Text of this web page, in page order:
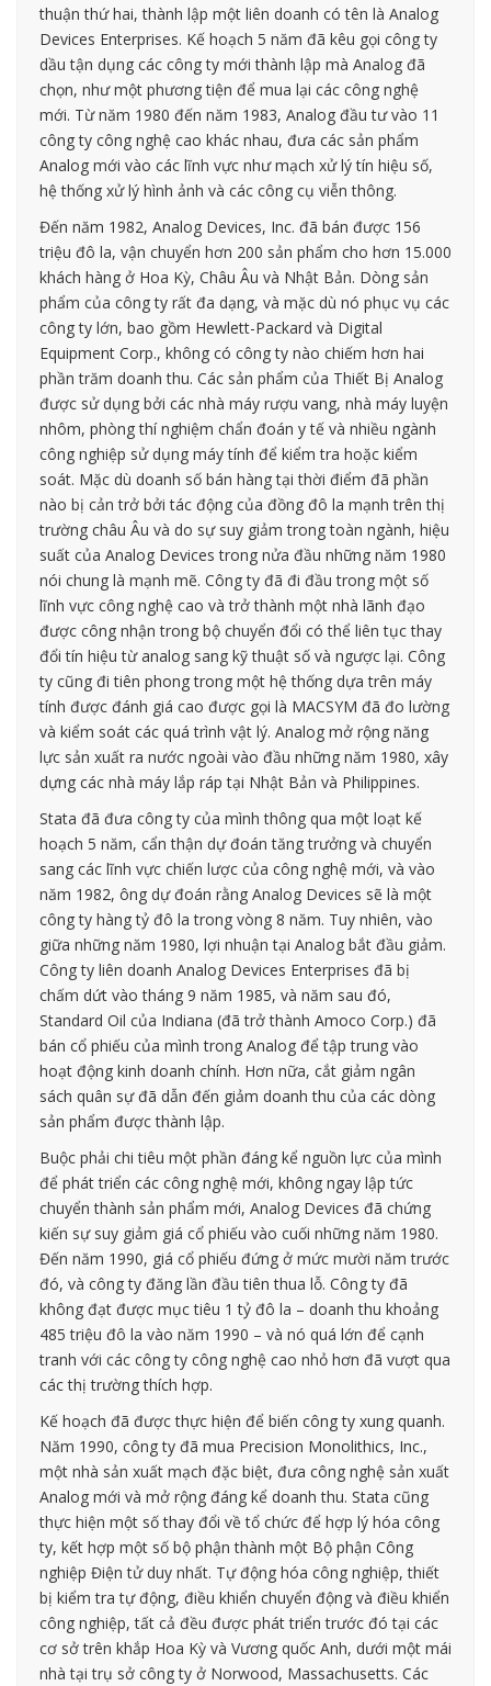
thuận thứ hai, thành lập một liên doanh có tên là Analog
Devices Enterprises. Kế hoạch 5 năm đã kêu gọi công ty
dầu tận dụng các công ty mới thành lập mà Analog đã
chọn, như một phương tiện để mua lại các công nghệ
mới. Từ năm 1980 đến năm 1983, Analog đầu tư vào 11
công ty công nghệ cao khác nhau, đưa các sản phẩm
Analog mới vào các lĩnh vực như mạch xử lý tín hiệu số,
hệ thống xử lý hình ảnh và các công cụ viễn thông.
Đến năm 1982, Analog Devices, Inc. đã bán được 156
triệu đô la, vận chuyển hơn 200 sản phẩm cho hơn 15.000
khách hàng ở Hoa Kỳ, Châu Âu và Nhật Bản. Dòng sản
phẩm của công ty rất đa dạng, và mặc dù nó phục vụ các
công ty lớn, bao gồm Hewlett-Packard và Digital
Equipment Corp., không có công ty nào chiếm hơn hai
phần trăm doanh thu. Các sản phẩm của Thiết Bị Analog
được sử dụng bởi các nhà máy rượu vang, nhà máy luyện
nhôm, phòng thí nghiệm chẩn đoán y tế và nhiều ngành
công nghiệp sử dụng máy tính để kiểm tra hoặc kiểm
soát. Mặc dù doanh số bán hàng tại thời điểm đã phần
nào bị cản trở bởi tác động của đồng đô la mạnh trên thị
trường châu Âu và do sự suy giảm trong toàn ngành, hiệu
suất của Analog Devices trong nửa đầu những năm 1980
nói chung là mạnh mẽ. Công ty đã đi đầu trong một số
lĩnh vực công nghệ cao và trở thành một nhà lãnh đạo
được công nhận trong bộ chuyển đổi có thể liên tục thay
đổi tín hiệu từ analog sang kỹ thuật số và ngược lại. Công
ty cũng đi tiên phong trong một hệ thống dựa trên máy
tính được đánh giá cao được gọi là MACSYM đã đo lường
và kiểm soát các quá trình vật lý. Analog mở rộng năng
lực sản xuất ra nước ngoài vào đầu những năm 1980, xây
dựng các nhà máy lắp ráp tại Nhật Bản và Philippines.
Stata đã đưa công ty của mình thông qua một loạt kế
hoạch 5 năm, cẩn thận dự đoán tăng trưởng và chuyển
sang các lĩnh vực chiến lược của công nghệ mới, và vào
năm 1982, ông dự đoán rằng Analog Devices sẽ là một
công ty hàng tỷ đô la trong vòng 8 năm. Tuy nhiên, vào
giữa những năm 1980, lợi nhuận tại Analog bắt đầu giảm.
Công ty liên doanh Analog Devices Enterprises đã bị
chấm dứt vào tháng 9 năm 1985, và năm sau đó,
Standard Oil của Indiana (đã trở thành Amoco Corp.) đã
bán cổ phiếu của mình trong Analog để tập trung vào
hoạt động kinh doanh chính. Hơn nữa, cắt giảm ngân
sách quân sự đã dẫn đến giảm doanh thu của các dòng
sản phẩm được thành lập.
Buộc phải chi tiêu một phần đáng kể nguồn lực của mình
để phát triển các công nghệ mới, không ngay lập tức
chuyển thành sản phẩm mới, Analog Devices đã chứng
kiến ​​sự suy giảm giá cổ phiếu vào cuối những năm 1980.
Đến năm 1990, giá cổ phiếu đứng ở mức mười năm trước
đó, và công ty đăng lần đầu tiên thua lỗ. Công ty đã
không đạt được mục tiêu 1 tỷ đô la – doanh thu khoảng
485 triệu đô la vào năm 1990 – và nó quá lớn để cạnh
tranh với các công ty công nghệ cao nhỏ hơn đã vượt qua
các thị trường thích hợp.
Kế hoạch đã được thực hiện để biến công ty xung quanh.
Năm 1990, công ty đã mua Precision Monolithics, Inc.,
một nhà sản xuất mạch đặc biệt, đưa công nghệ sản xuất
Analog mới và mở rộng đáng kể doanh thu. Stata cũng
thực hiện một số thay đổi về tổ chức để hợp lý hóa công
ty, kết hợp một số bộ phận thành một Bộ phận Công
nghiệp Điện tử duy nhất. Tự động hóa công nghiệp, thiết
bị kiểm tra tự động, điều khiển chuyển động và điều khiển
công nghiệp, tất cả đều được phát triển trước đó tại các
cơ sở trên khắp Hoa Kỳ và Vương quốc Anh, dưới một mái
nhà tại trụ sở công ty ở Norwood, Massachusetts. Các